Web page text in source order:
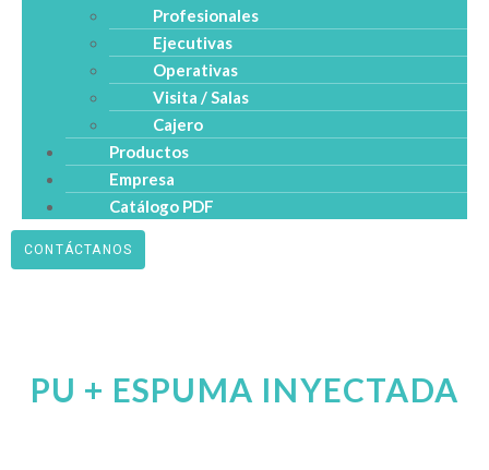
Profesionales
Ejecutivas
Operativas
Visita / Salas
Cajero
Productos
Empresa
Catálogo PDF
CONTÁCTANOS
PU + ESPUMA INYECTADA